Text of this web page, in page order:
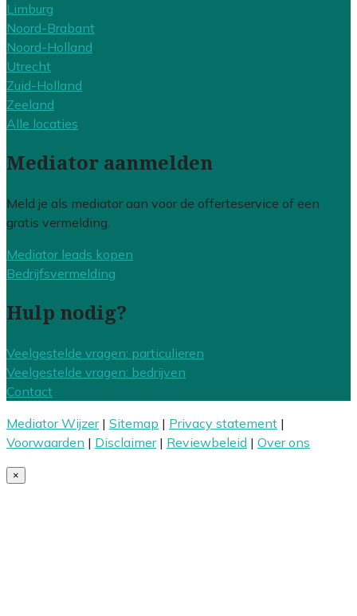
Limburg
Noord-Brabant
Noord-Holland
Utrecht
Zuid-Holland
Zeeland
Alle locaties
Mediator aanmelden
Meld je als mediator aan voor de offerteservice of een
gratis vermelding.
Mediator leads kopen
Bedrijfsvermelding
Hulp nodig?
Veelgestelde vragen: particulieren
Veelgestelde vragen: bedrijven
Contact
Mediator Wijzer| Sitemap | Privacy statement |
Voorwaarden | Disclaimer| Reviewbeleid | Over ons
×